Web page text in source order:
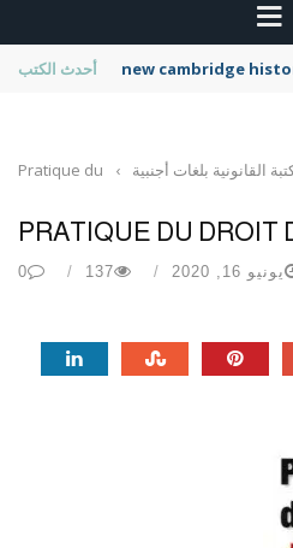
أحدث الكتب new cambridge
القانونية بلغات أجنبية ›
Pratique du
PRATIQUE DU DROIT
يونيو 16, 2020 137
0